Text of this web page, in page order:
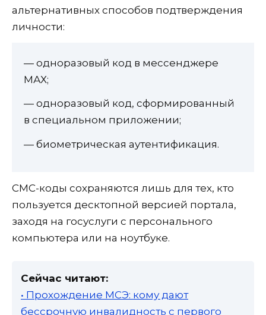
альтернативных способов подтверждения
личности:
— одноразовый код в мессенджере
МАХ;
— одноразовый код, сформированный
в специальном приложении;
— биометрическая аутентификация.
СМС-коды сохраняются лишь для тех, кто
пользуется десктопной версией портала,
заходя на госуслуги с персонального
компьютера или на ноутбуке.
Сейчас читают:
• Прохождение МСЭ: кому дают
бессрочную инвалидность с первого